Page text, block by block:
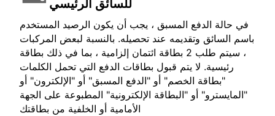
للسائق الرئيسي
في حالة الدفع المسبق ، يجب أن يكون الرصيد المستخدم
باسم السائق وتقديمه عند تحصيله. بالنسبة لبعض المركبات
، سيتم طلب 2 بطاقة ائتمان إلزامية ، بما في ذلك بطاقة
رئيسية. لا يتم قبول بطاقات الدفع التي تحمل الكلمات
"بطاقة الخصم" أو "الدفع المسبق" أو "الإلكترون" أو
"المايسترو" أو "البطاقة الإلكترونية" المطبوعة على الجهة
الأمامية أو الخلفية من بطاقتك